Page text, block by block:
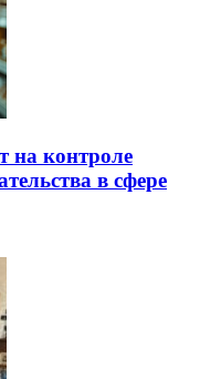
на контроле
в сфере